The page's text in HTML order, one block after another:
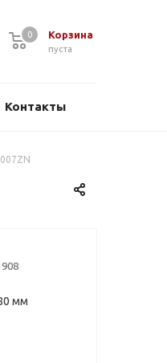
Корзина
0
пуста
0
Контакты
мм